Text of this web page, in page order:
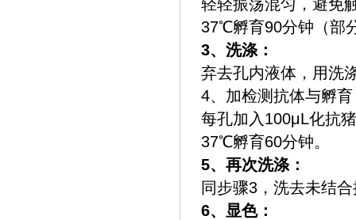
轻轻振荡混匀，避免
37℃孵育90分钟（部
‌3、洗涤‌：
弃去孔内液体，用洗
4‌、加检测抗体与孵育‌
每孔加入100μL化抗
37℃孵育60分钟。
5‌、再次洗涤‌：
同步骤3，洗去未结
6‌、显色‌：